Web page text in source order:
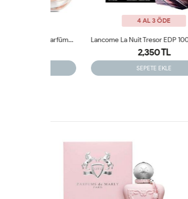
4 AL 3 ÖDE
Lancome La Nuit Tresor EDP 100ML Kadın Parfüm ARC JLT
SEPETE EKLE